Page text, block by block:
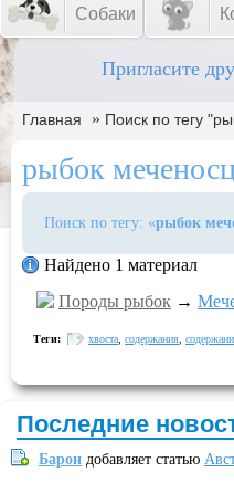
Собаки
Пригласите
Главная » Поиск по тегу
рыбок
Поиск по тегу: «рыбок
Найдено 1 материал
Породы рыбок →
Теги: хвоста содержания
Последние
Барон добавляет статью